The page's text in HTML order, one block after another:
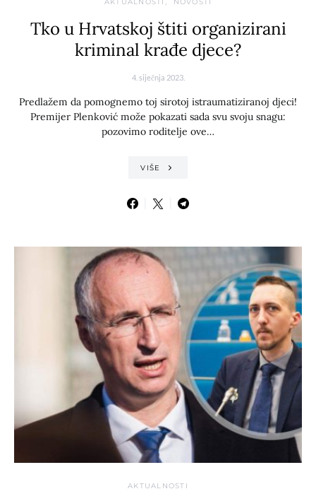
Tko u Hrvatskoj štiti organizirani
kriminal krađe djece?
4. siječnja 2023.
Predlažem da pomognemo toj sirotoj istraumatiziranoj djeci!
Premijer Plenković može pokazati sada svu svoju snagu:
pozovimo roditelje ove…
VIŠE
AKTUALNOSTI